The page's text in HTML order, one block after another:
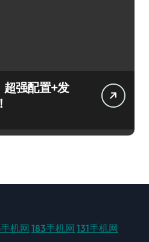
超强配置+发
机网 183手机网 131手机网